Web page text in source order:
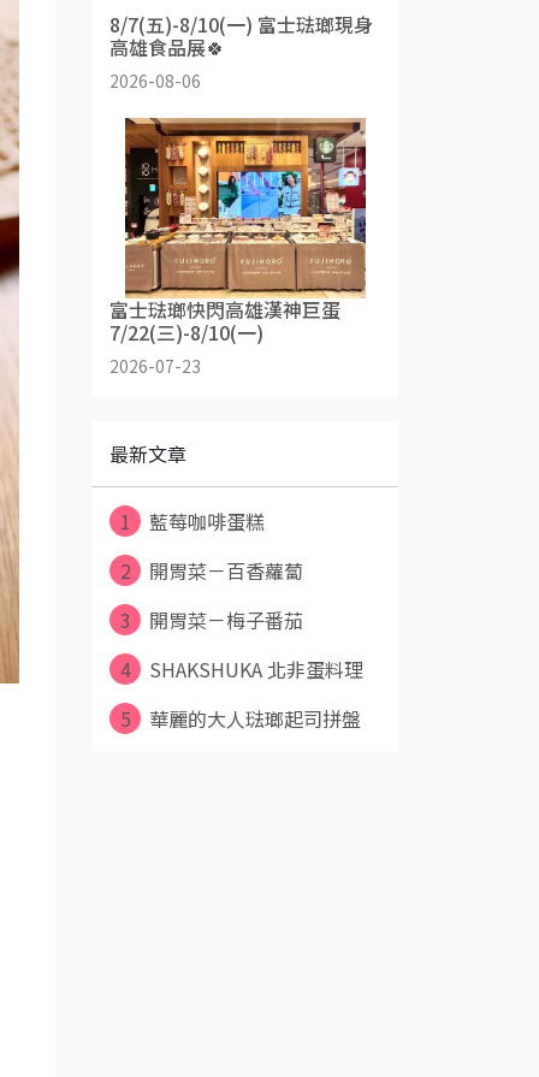
8/7(五)-8/10(一) 富士琺瑯現身
高雄食品展🍀
2026-08-06
富士琺瑯快閃高雄漢神巨蛋
7/22(三)-8/10(一)
2026-07-23
最新文章
1
藍莓咖啡蛋糕
2
開胃菜－百香蘿蔔
3
開胃菜－梅子番茄
4
SHAKSHUKA 北非蛋料理
5
華麗的大人琺瑯起司拼盤